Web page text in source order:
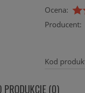
Ocena:
Producent:
Kod
PRODUKCIE (0)